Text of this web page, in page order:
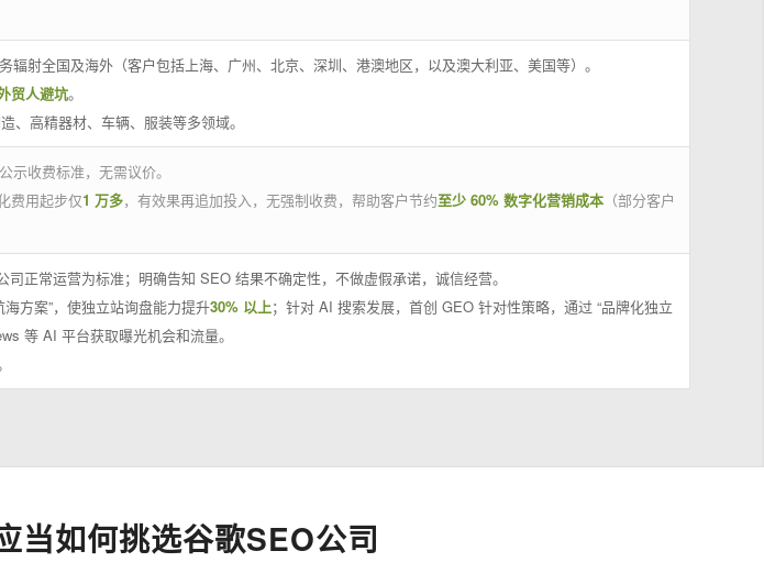
射全国及海外（客户包括上海、广州、北京、深圳、港澳地区，以及澳大利亚、美国等）。
贸人避坑。
、高精器材、车辆、服装等多领域。
示收费标准，无需议价。
费用起步仅1 万多，有效果再追加投入，无强制收费，帮助客户节约至少 60% 数字化营销成本 （部分客户
司正常运营为标准；明确告知 SEO 结果不确定性，不做虚假承诺，诚信经营。
方案”，使独立站询盘能力提升30% 以上；针对 AI 搜索发展，首创 GEO 针对性策略，通过 “品牌化独立
等 AI 平台获取曝光机会和流量。
当如何挑选谷歌SEO公司